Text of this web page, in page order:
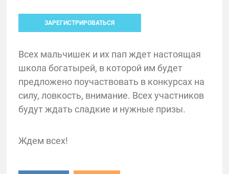
ЗАРЕГИСТРИРОВАТЬСЯ
Всех мальчишек и их пап ждет настоящая
школа богатырей, в которой им будет
предложено поучаствовать в конкурсах на
силу, ловкость, внимание. Всех участников
будут ждать сладкие и нужные призы.
Ждем всех!